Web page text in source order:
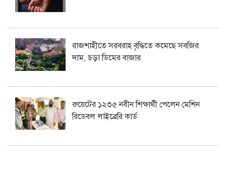
রাজশাহীতে সরবরাহ বৃদ্ধিতে কমেছে সবজির
দাম, চড়া ডিমের বাজার
রুয়েটের ১২৩৫ নবীন শিক্ষার্থী পেলেন মেশিন
রিডেবল লাইব্রেরি কার্ড